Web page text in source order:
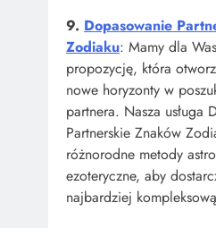
9. Dopasowanie
Zodiaku: Mamy dla
propozycję, która
nowe horyzonty w
partnera. Nasza usługa
Partnerskie Znaków
różnorodne metody
ezoteryczne, aby
najbardziej